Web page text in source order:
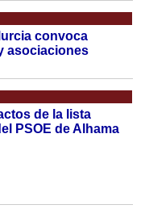
convoca
asociaciones
de la lista
PSOE de Alhama